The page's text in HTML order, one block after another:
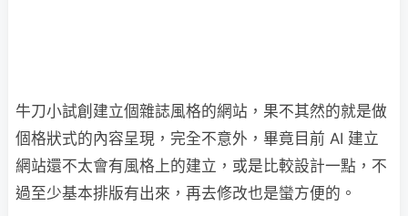
牛刀小試創建立個雜誌風格的網站，果不其然的就是做
個格狀式的內容呈現，完全不意外，畢竟目前 AI 建立
網站還不太會有風格上的建立，或是比較設計一點，不
過至少基本排版有出來，再去修改也是蠻方便的。